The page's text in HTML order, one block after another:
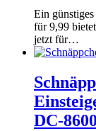
Ein
für 9,99
jetzt für…
DC-